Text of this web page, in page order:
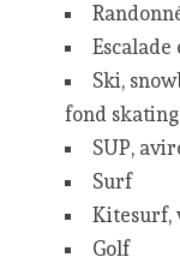
Escalade
Ski,
fond
SUP,
Surf
Kitesurf,
Golf